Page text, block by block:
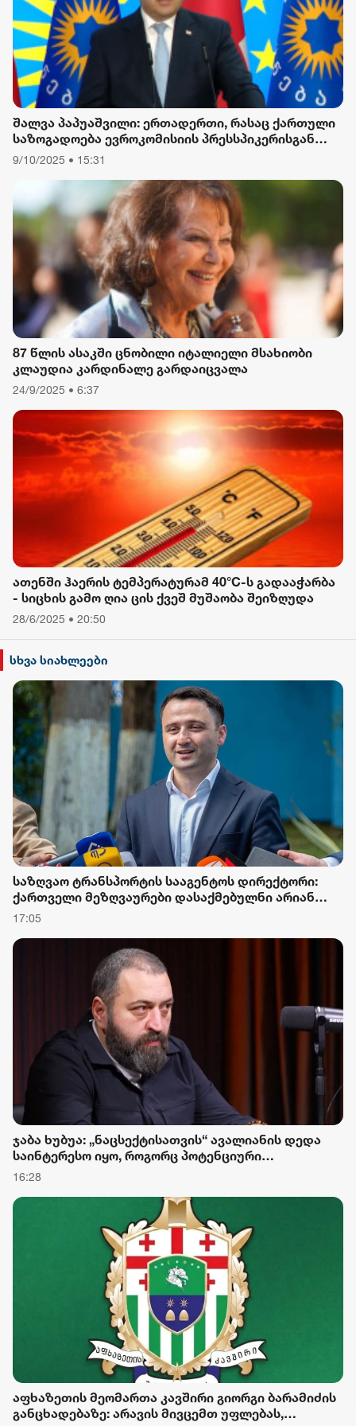
შალვა პაპუაშვილი: ერთადერთი, რასაც ქართული
საზოგადოება ევროკომისიის პრესსპიკერისგან
მოელის, არის ბოდიში ხელისუფლების დამხობის
9/10/2025 • 15:31
87 წლის ასაკში ცნობილი იტალიელი მსახიობი
კლაუდია კარდინალე გარდაიცვალა
24/9/2025 • 6:37
ათენში ჰაერის ტემპერატურამ 40°C-ს გადააჭარბა
- სიცხის გამო ღია ცის ქვეშ მუშაობა შეიზღუდა
28/6/2025 • 20:50
სხვა სიახლეები
საზღვაო ტრანსპორტის სააგენტოს დირექტორი:
ქართველი მეზღვაურები დასაქმებულნი არიან
მსოფლიო სავაჭრო ფლოტის დაახლოებით 80%-ში
17:05
ჯაბა ხუბუა: „ნაცსექტისათვის“ ავალიანის დედა
საინტერესო იყო, როგორც პოტენციური
პოლიტიკური ინსტრუმენტი, მაგრამ რაკი ეკა
შედეგები, პირველი შესაძლებლობისთანავე
ჩასცეს გულში შხამიანი ისარი
16:28
აფხაზეთის მეომართა კავშირი გიორგი ბარამიძის
განცხადებაზე: არავის მივცემთ უფლებას,